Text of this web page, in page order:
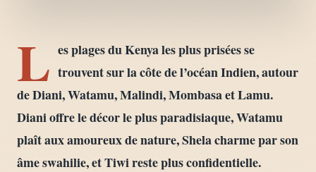
L es plages du Kenya les plus prisées se
trouvent sur la côte de l’océan Indien, autour
de Diani, Watamu, Malindi, Mombasa et Lamu.
Diani offre le décor le plus paradisiaque, Watamu
plaît aux amoureux de nature, Shela charme par son
âme swahilie, et Tiwi reste plus confidentielle.